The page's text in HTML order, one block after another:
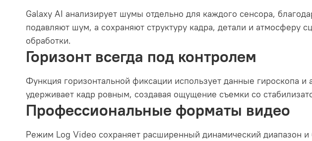
Galaxy AI анализирует шумы отдельно для каждого сенсора,
подавляют шум, а сохраняют структуру кадра, детали и атмосферу
обработки.
Горизонт всегда под контролем
Функция горизонтальной фиксации использует данные гироскопа
удерживает кадр ровным, создавая ощущение съемки со
Профессиональные форматы видео
Режим Log Video сохраняет расширенный динамический диапазон